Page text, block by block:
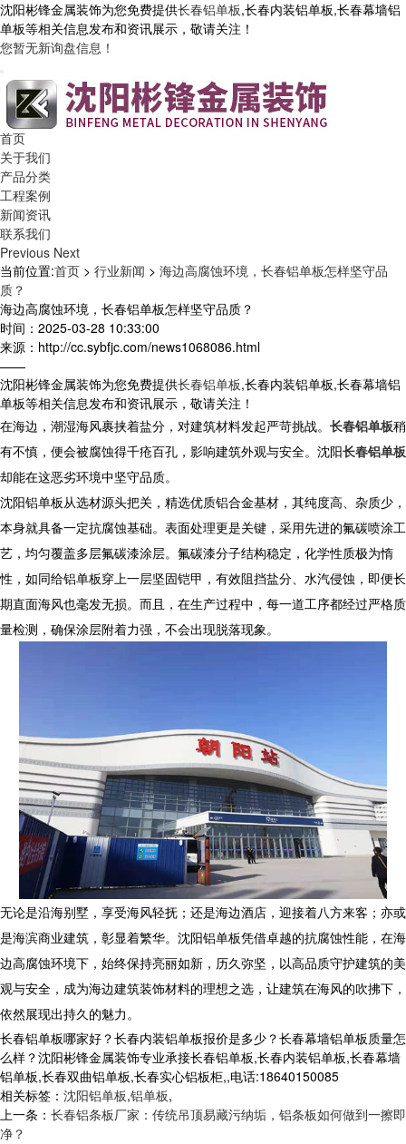
沈阳彬锋金属装饰为您免费提供长春铝单板,长春内装铝单板,长春幕墙铝
单板等相关信息发布和资讯展示，敬请关注！
您暂无新询盘信息！
首页
关于我们
产品分类
工程案例
新闻资讯
联系我们
Previous Next
当前位置:首页 > 行业新闻 > 海边高腐蚀环境，长春铝单板怎样坚守品
质？
海边高腐蚀环境，长春铝单板怎样坚守品质？
时间：2025-03-28 10:33:00
来源：http://cc.sybfjc.com/news1068086.html
——
沈阳彬锋金属装饰为您免费提供长春铝单板,长春内装铝单板,长春幕墙铝
单板等相关信息发布和资讯展示，敬请关注！
在海边，潮湿海风裹挟着盐分，对建筑材料发起严苛挑战。 长春铝单板稍
有不慎，便会被腐蚀得千疮百孔，影响建筑外观与安全。沈阳长春铝单板
却能在这恶劣环境中坚守品质。
沈阳铝单板从选材源头把关，精选优质铝合金基材，其纯度高、杂质少，
本身就具备一定抗腐蚀基础。表面处理更是关键，采用先进的氟碳喷涂工
艺，均匀覆盖多层氟碳漆涂层。氟碳漆分子结构稳定，化学性质极为惰
性，如同给铝单板穿上一层坚固铠甲，有效阻挡盐分、水汽侵蚀，即便长
期直面海风也毫发无损。而且，在生产过程中，每一道工序都经过严格质
量检测，确保涂层附着力强，不会出现脱落现象。
无论是沿海别墅，享受海风轻抚；还是海边酒店，迎接着八方来客；亦或
是海滨商业建筑，彰显着繁华。沈阳铝单板凭借卓越的抗腐蚀性能，在海
边高腐蚀环境下，始终保持亮丽如新，历久弥坚，以高品质守护建筑的美
观与安全，成为海边建筑装饰材料的理想之选，让建筑在海风的吹拂下，
依然展现出持久的魅力。
长春铝单板哪家好？长春内装铝单板报价是多少？长春幕墙铝单板质量怎
么样？沈阳彬锋金属装饰专业承接长春铝单板,长春内装铝单板,长春幕墙
铝单板,长春双曲铝单板,长春实心铝板柜,,电话:18640150085
相关标签： 沈阳铝单板,铝单板,
上一条： 长春铝条板厂家：传统吊顶易藏污纳垢，铝条板如何做到一擦即
净？